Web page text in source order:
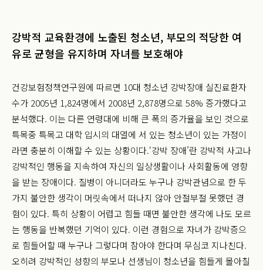
강박적 교육환경에 노출된 청소년, 부모의 적당한 여
유로 균형을 유지하며 자녀를 보호해야
건강보험정책연구원에 따르면 10대 청소년 강박장애 실진료환자
수가 2005년 1,824명에서 2008년 2,878명으로 58% 증가했다고
분석했다. 이는 다른 연령대에 비해 큰 폭의 증가율을 보인 것으로
특목중 특목고 대학 입시의 대열에 서 있는 청소년이 있는 가정이
라면 충분히 이해할 수 있는 상황이다.‘강박 장애’란 강박적 사고나
강박적인 행동을 지속하여 자신의 일상생활이나 사회활동에 영향
을 받는 장애이다. 질병이 아니더라도 누구나 강박관념으로 한 두
가지 불안한 생각이 머릿속에서 떠나지 않아 안절부절 못했던 경
험이 있다. 특히 상황이 어렵고 힘들 때면 불안한 생각에 나도 모르
는 행동을 반복했던 기억이 있다. 이런 경험으로 자녀가 강박증으
로 힘들어할 때 누구나 그렇다며 참아야 한다며 무심코 지나친다.
오히려 강박적인 성향의 부모나 선생님이 청소년을 힘들게 몰아칠